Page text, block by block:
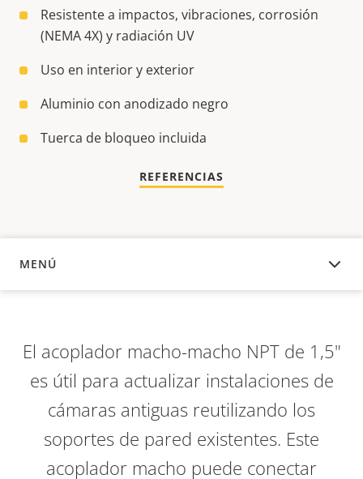
Resistente a impactos, vibraciones, corrosión
(NEMA 4X) y radiación UV
Uso en interior y exterior
Aluminio con anodizado negro
Tuerca de bloqueo incluida
REFERENCIAS
MENÚ
DESCRIPCIÓN
El acoplador macho-macho NPT de 1,5"
es útil para actualizar instalaciones de
cámaras antiguas reutilizando los
soportes de pared existentes. Este
acoplador macho puede conectar